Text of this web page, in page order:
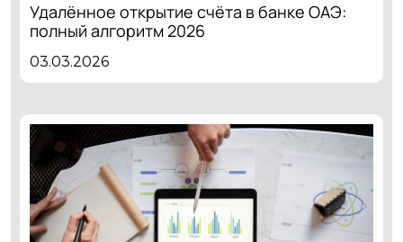
Удалённое открытие счёта в банке ОАЭ:
полный алгоритм 2026
03.03.2026